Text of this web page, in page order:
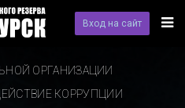
Вход на сайт
ОРГАНИЗАЦИИ
КОРРУПЦИИ